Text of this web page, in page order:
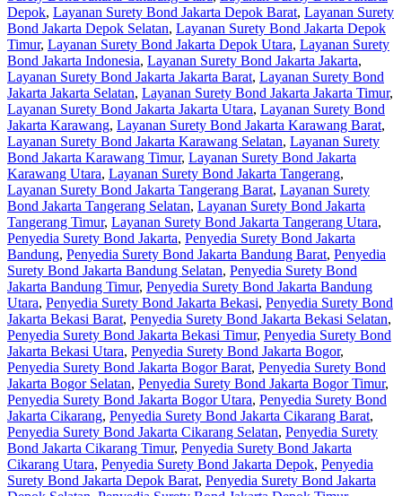
Depok, Layanan Surety Bond Jakarta Depok Barat, Layanan Surety
Bond Jakarta Depok Selatan, Layanan Surety Bond Jakarta Depok
Timur, Layanan Surety Bond Jakarta Depok Utara, Layanan Surety
Bond Jakarta Indonesia, Layanan Surety Bond Jakarta Jakarta,
Layanan Surety Bond Jakarta Jakarta Barat, Layanan Surety Bond
Jakarta Jakarta Selatan, Layanan Surety Bond Jakarta Jakarta Timur,
Layanan Surety Bond Jakarta Jakarta Utara, Layanan Surety Bond
Jakarta Karawang, Layanan Surety Bond Jakarta Karawang Barat,
Layanan Surety Bond Jakarta Karawang Selatan, Layanan Surety
Bond Jakarta Karawang Timur, Layanan Surety Bond Jakarta
Karawang Utara, Layanan Surety Bond Jakarta Tangerang,
Layanan Surety Bond Jakarta Tangerang Barat, Layanan Surety
Bond Jakarta Tangerang Selatan, Layanan Surety Bond Jakarta
Tangerang Timur, Layanan Surety Bond Jakarta Tangerang Utara,
Penyedia Surety Bond Jakarta, Penyedia Surety Bond Jakarta
Bandung, Penyedia Surety Bond Jakarta Bandung Barat, Penyedia
Surety Bond Jakarta Bandung Selatan, Penyedia Surety Bond
Jakarta Bandung Timur, Penyedia Surety Bond Jakarta Bandung
Utara, Penyedia Surety Bond Jakarta Bekasi, Penyedia Surety Bond
Jakarta Bekasi Barat, Penyedia Surety Bond Jakarta Bekasi Selatan,
Penyedia Surety Bond Jakarta Bekasi Timur, Penyedia Surety Bond
Jakarta Bekasi Utara, Penyedia Surety Bond Jakarta Bogor,
Penyedia Surety Bond Jakarta Bogor Barat, Penyedia Surety Bond
Jakarta Bogor Selatan, Penyedia Surety Bond Jakarta Bogor Timur,
Penyedia Surety Bond Jakarta Bogor Utara, Penyedia Surety Bond
Jakarta Cikarang, Penyedia Surety Bond Jakarta Cikarang Barat,
Penyedia Surety Bond Jakarta Cikarang Selatan, Penyedia Surety
Bond Jakarta Cikarang Timur, Penyedia Surety Bond Jakarta
Cikarang Utara, Penyedia Surety Bond Jakarta Depok, Penyedia
Surety Bond Jakarta Depok Barat, Penyedia Surety Bond Jakarta